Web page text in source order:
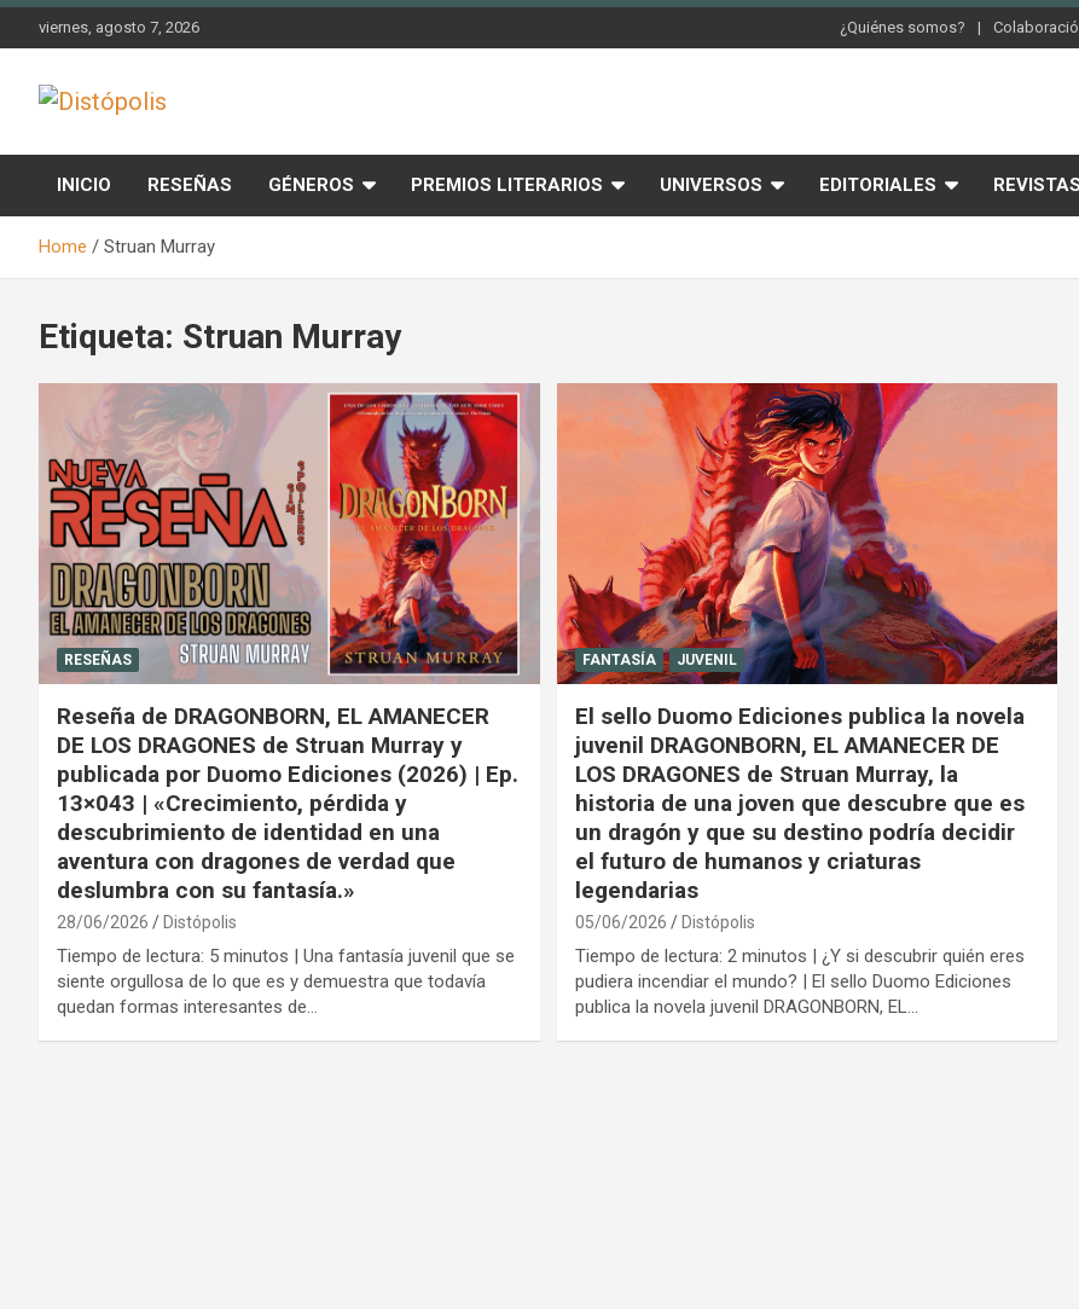
Skip
viernes, agosto 7, 2026 ¿Quiénes somos?
Distópolis
INICIO RESEÑAS GÉNEROS PREMIOS LITERARIOS UNIVERSOS EDITORIALES REVISTAS
Home Struan Murray
Etiqueta: Struan Murray
RESEÑAS
Reseña de DRAGONBORN, EL AMANECER
DE LOS DRAGONES de Struan Murray y
publicada por Duomo Ediciones (2026) | Ep.
13×043 | «Crecimiento, pérdida y
descubrimiento de identidad en una
aventura con dragones de verdad que
deslumbra con su fantasía.»
28/06/2026 Distópolis
Tiempo de lectura: 5 minutos | Una fantasía juvenil que se
siente orgullosa de lo que es y demuestra que todavía
quedan formas interesantes de…
FANTASÍA JUVENIL
El sello Duomo Ediciones publica la novela
juvenil DRAGONBORN, EL AMANECER DE
LOS DRAGONES de Struan Murray, la
historia de una joven que descubre que es
un dragón y que su destino podría decidir
el futuro de humanos y criaturas
legendarias
05/06/2026 Distópolis
Tiempo de lectura: 2 minutos | ¿Y si descubrir quién eres
pudiera incendiar el mundo? | El sello Duomo Ediciones
publica la novela juvenil DRAGONBORN, EL…